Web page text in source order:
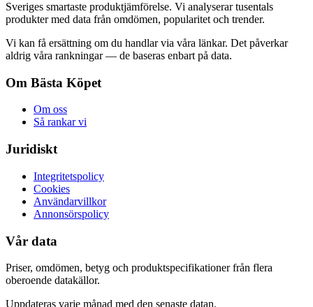
Sveriges smartaste produktjämförelse. Vi analyserar tusentals
produkter med data från omdömen, popularitet och trender.
Vi kan få ersättning om du handlar via våra länkar. Det påverkar
aldrig våra rankningar — de baseras enbart på data.
Om Bästa Köpet
Om oss
Så rankar vi
Juridiskt
Integritetspolicy
Cookies
Användarvillkor
Annonsörspolicy
Vår data
Priser, omdömen, betyg och produktspecifikationer från flera
oberoende datakällor.
Uppdateras varje månad med den senaste datan.